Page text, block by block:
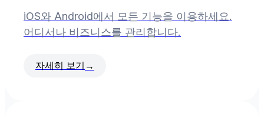
iOS와 Android에서 모든 기능을 이용하세요.
어디서나 비즈니스를 관리합니다.
자세히 보기 →